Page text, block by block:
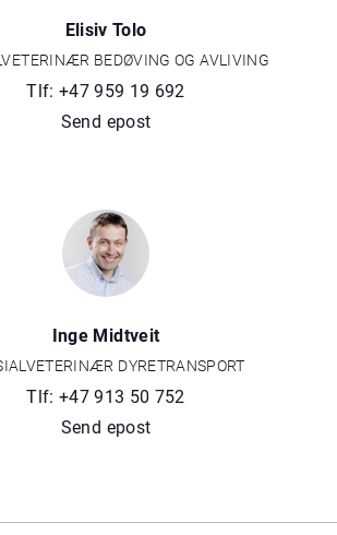
Elisiv Tolo
BEDØVING OG AVLIVING
Tlf: +47 959 19 692
Send epost
Inge Midtveit
DYRETRANSPORT
Tlf: +47 913 50 752
Send epost